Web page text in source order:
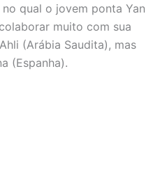
qual o jovem ponta Yan
muito com sua
(Arábia Saudita), mas
(Espanha).